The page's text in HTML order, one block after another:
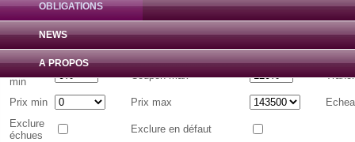
OBLIGATIONS
NEWS
A PROPOS
Liste d'obligations internationales( Toutes
Emetteur
Coupon
min
Coupon max
Prix min Prix max
Exclure
échues
Exclure en défaut